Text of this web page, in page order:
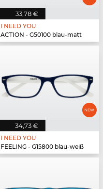
33,78 €
I NEED YOU
ACTION - G50100 blau-matt
34,73 €
I NEED YOU
FEELING - G15800 blau-weiß